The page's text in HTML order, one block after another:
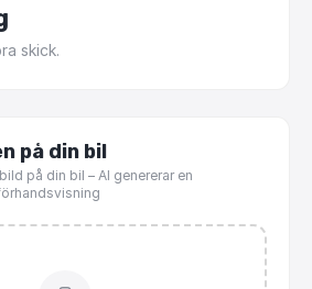
skick.
på din bil
på din bil – AI genererar en